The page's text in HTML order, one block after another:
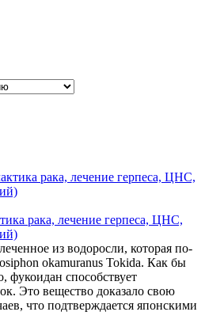
рака, лечение герпеса, ЦНС,
из водоросли, которая по-
okamuranus Tokida. Как бы
фукоидан способствует
Это вещество доказало свою
что подтверждается японскими